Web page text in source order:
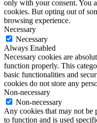
only with your consent. You
cookies. But opting out of
browsing experience.
Necessary
Necessary
Always Enabled
Necessary cookies are
function properly. This
basic functionalities and
cookies do not store any
Non-necessary
Non-necessary
Any cookies that may not be
to function and is used